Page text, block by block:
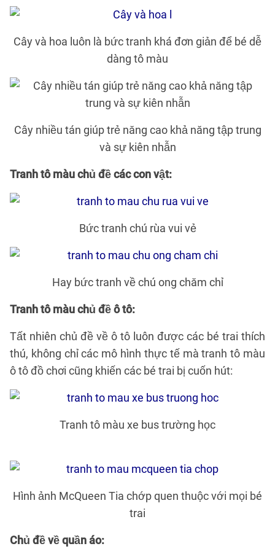
Cây và hoa luôn là bức tranh khá đơn giản để bé dễ
dàng tô màu
Cây nhiều tán giúp trẻ năng cao khả năng tập trung
và sự kiên nhẫn
Tranh tô màu chủ đề các con vật:
Bức tranh chú rùa vui vẻ
Hay bức tranh về chú ong chăm chỉ
Tranh tô màu chủ đề ô tô:
Tất nhiên chủ đề về ô tô luôn được các bé trai thích
thú, không chỉ các mô hình thực tế mà tranh tô màu
ô tô đồ chơi cũng khiến các bé trai bị cuốn hút:
Tranh tô màu xe bus trường học
Hình ảnh McQueen Tia chớp quen thuộc với mọi bé
trai
Chủ đề về quần áo: